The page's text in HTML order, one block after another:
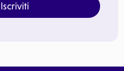
Iscriviti